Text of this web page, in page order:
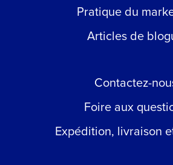
Pratique du
Articles de
Contactez-
Foire aux
Expédition, livraison